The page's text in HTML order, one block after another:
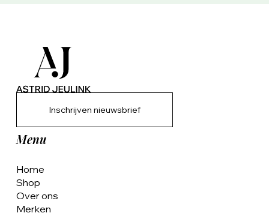
Inschrijven nieuwsbrief
Menu
Home
Shop
Over ons
Merken